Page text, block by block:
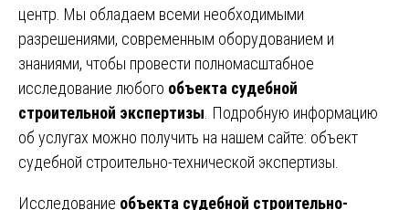
центр. Мы обладаем всеми необходимыми
разрешениями, современным оборудованием и
знаниями, чтобы провести полномасштабное
исследование любого объекта судебной
строительной экспертизы . Подробную информацию
об услугах можно получить на нашем сайте: объект
судебной строительно-технической экспертизы
Исследование объекта судебной строительно-